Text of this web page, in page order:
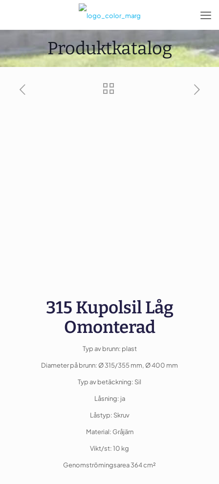
Produktkatalog
315 Kupolsil Låg
Omonterad
Typ av brunn: plast
Diameter på brunn: Ø 315/355 mm, Ø 400 mm
Typ av betäckning: Sil
Låsning: ja
Låstyp: Skruv
Material: Gråjärn
Vikt/st: 10 kg
Genomströmingsarea 364 cm²